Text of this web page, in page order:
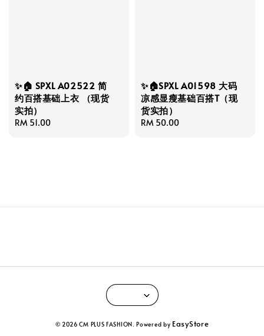
✨🏠 SPXL A02522 简
约百搭基础上衣 （现货
实拍）
Regular
RM 51.00
✨🏠SPXL A01598 大码
凉感显瘦基础百搭T（现
货实拍）
Regular
RM 50.00
© 2026 CM PLUS FASHION. Powered by EasyStore